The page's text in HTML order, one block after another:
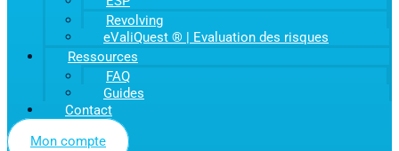
Revolving
eValiQuest ® | Evaluation des risques
Ressources
FAQ
Guides
Contact
Mon compte